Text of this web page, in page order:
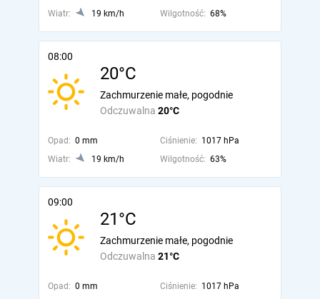
Wiatr: 19 km/h Wilgotność: 68%
08:00
20°C
Odczuwalna 20°C
Zachmurzenie małe, pogodnie
Opad: 0 mm Ciśnienie: 1017 hPa
Wiatr:
19 km/h Wilgotność: 63%
09:00
21°C
Odczuwalna 21°C
Zachmurzenie małe, pogodnie
Opad: 0 mm Ciśnienie: 1017 hPa